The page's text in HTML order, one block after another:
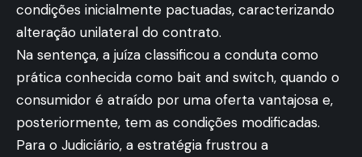
condições inicialmente pactuadas, caracterizando
alteração unilateral do contrato.
Na sentença, a juíza classificou a conduta como
prática conhecida como bait and switch, quando o
consumidor é atraído por uma oferta vantajosa e,
posteriormente, tem as condições modificadas.
Para o Judiciário, a estratégia frustrou a